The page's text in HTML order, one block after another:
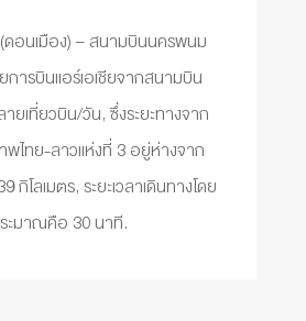
ดอนเมือง) – สนามบินนครพนม
ารบินแอร์เอเชียจากสนามบิน
ยเที่ยวบิน/วัน, ซึ่งระยะทางจาก
ไทย-ลาวแห่งที่ 3 อยู่ห่างจาก
กิโลเมตร, ระยะเวลาเดินทางโดย
ะมาณคือ 30 นาที.